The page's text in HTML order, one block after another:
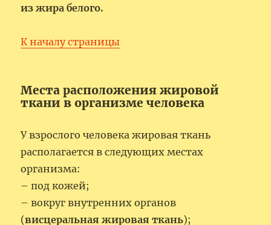
из жира белого.
К началу страницы
Места расположения жировой
ткани в организме человека
У взрослого человека жировая ткань
располагается в следующих местах
организма:
– под кожей;
– вокруг внутренних органов
(висцеральная жировая ткань);